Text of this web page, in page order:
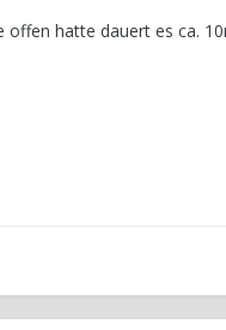
offen hatte dauert es ca.